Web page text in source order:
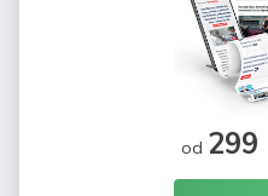
od 299